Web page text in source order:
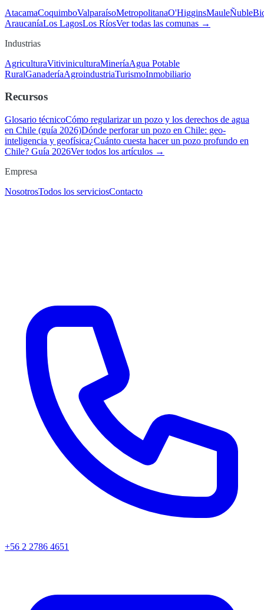
AtacamaCoquimboValparaísoMetropolitanaO'HigginsMauleÑuble
AraucaníaLos LagosLos RíosVer todas las comunas →
Industrias
AgriculturaVitiviniculturaMineríaAgua Potable
RuralGanaderíaAgroindustriaTurismoInmobiliario
Recursos
Glosario técnicoCómo regularizar un pozo y los derechos de agua
en Chile (guía 2026)Dónde perforar un pozo en Chile: geo-
inteligencia y geofísica¿Cuánto cuesta hacer un pozo profundo en
Chile? Guía 2026Ver todos los artículos →
Empresa
NosotrosTodos los serviciosContacto
+56 2 2786 4651